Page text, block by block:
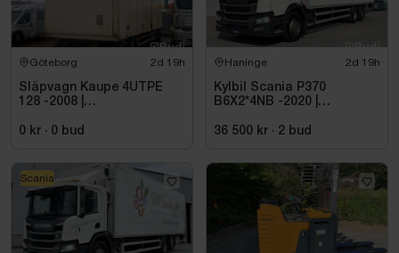
Göteborg 2d 19h
Släpvagn Kaupe 4UTPE
128 -2008 |
0 kr · 0 bud
Haninge 2d 19h
Kylbil Scania P370
B6X2*4NB -2020 |
36 500 kr · 2 bud
Scania